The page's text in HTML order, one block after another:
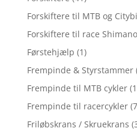
Forskiftere til MTB og
Forskiftere til race Shimano
Førstehjælp (1)
Frempinde & Styrstammer
Frempinde til MTB cykler
Frempinde til racercykler
Friløbskrans / Skruekrans